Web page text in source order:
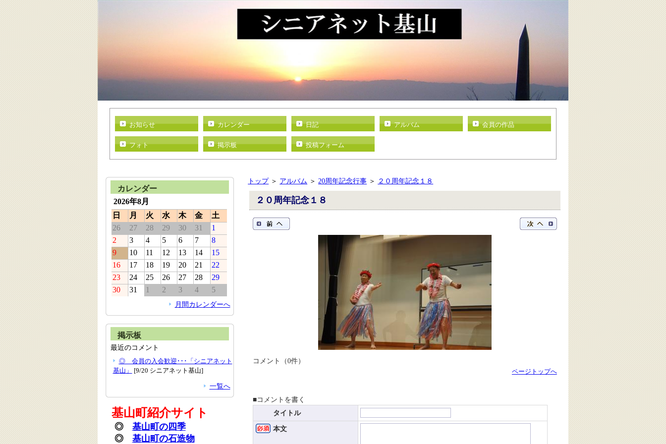
お知らせ カレンダー 日記 アルバム 会員の作品
フォト 掲示板 投稿フォーム
トップ＞ アルバム ＞ 20周年記念行事 ＞ ２０周年記念１８
２０周年記念１８
コメント（0件）
ページトップへ
■コメントを書く
タイトル
本文
カレンダー
2026年8月
日
月 火 水 木 金
土
26
27 28 29 30 31
1
2
3 4 5 6 7
8
9
10 11 12 13 14
15
16
17 18 19 20 21
22
23
24 25 26 27 28
29
30
31 1 2 3 4 5
月間カレンダーへ
掲示板
最近のコメント
◎ 会員の入会歓迎･･･「シニアネット
基山」
[9/20 シニアネット基山]
一覧へ
基山町紹介サイト
◎ 基山町の四季
◎ 基山町の石造物